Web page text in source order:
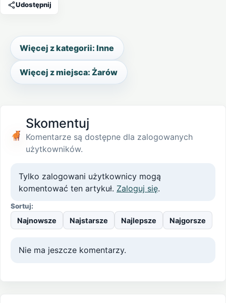
Udostępnij
Więcej z kategorii: Inne
Więcej z miejsca: Żarów
Skomentuj
Komentarze są dostępne dla zalogowanych
użytkowników.
Tylko zalogowani użytkownicy mogą
komentować ten artykuł. Zaloguj się.
Sortuj:
Najnowsze Najstarsze Najlepsze Najgorsze
Nie ma jeszcze komentarzy.